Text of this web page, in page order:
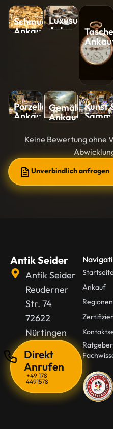
Schmuck-
Ankauf
Luxusuhren-
Ankauf
Ankauf
Porzellan-
Ankauf
Gemälde-
Ankauf
Kunst
Keine Bewertung ohne
Unverbindlich anfragen
Antik Seider
Antik Seider
Reuderner
Str. 74
72622
Nürtingen
Direkt
Anrufen
+49 178
4491578
Startseite
Ankauf
Regionen